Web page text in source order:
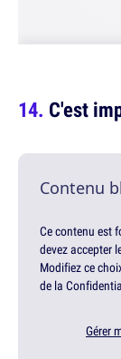
C'est
Contenu
Ce contenu est
devez accepter
Modifiez ce
de la
Gérer